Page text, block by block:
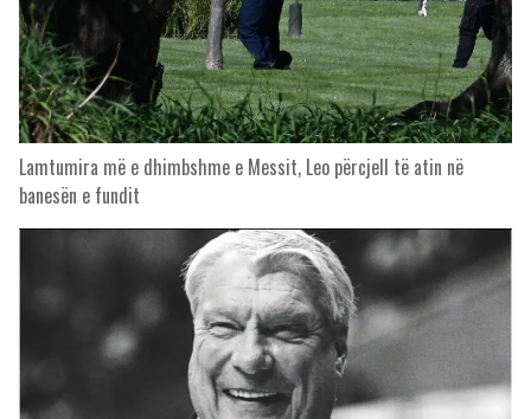
Lamtumira më e dhimbshme e Messit, Leo përcjell të atin në
banesën e fundit